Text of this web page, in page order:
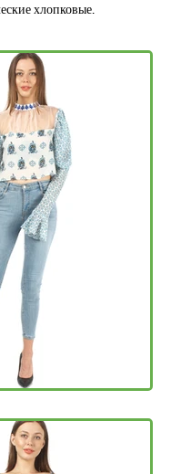
хлопковые.